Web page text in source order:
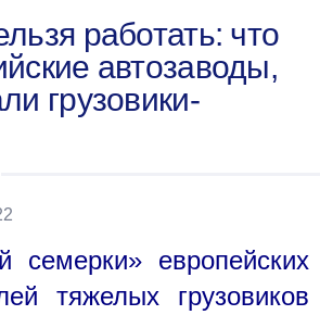
работать: что
автозаводы,
грузовики-
семерки» европейских
тяжелых грузовиков